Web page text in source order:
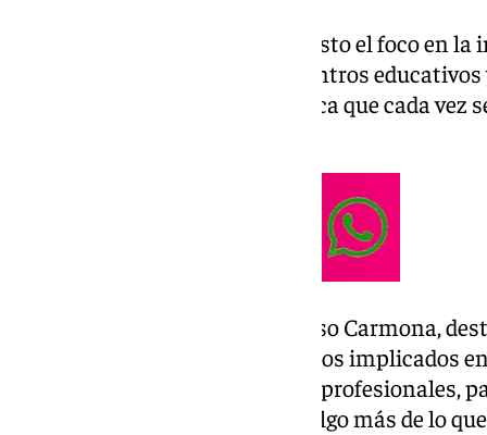
Durante el encuentro se ha puesto el foco en
coordinación entre familias, centros
afrontar una enfermedad crónica que cada vez
El presidente del Ricoms, Alfonso Carmona,
acercar la información a todos los implicados
“Queremos hacerlo extensivo a profesionales,
todo aquel que quiera conocer algo más de lo